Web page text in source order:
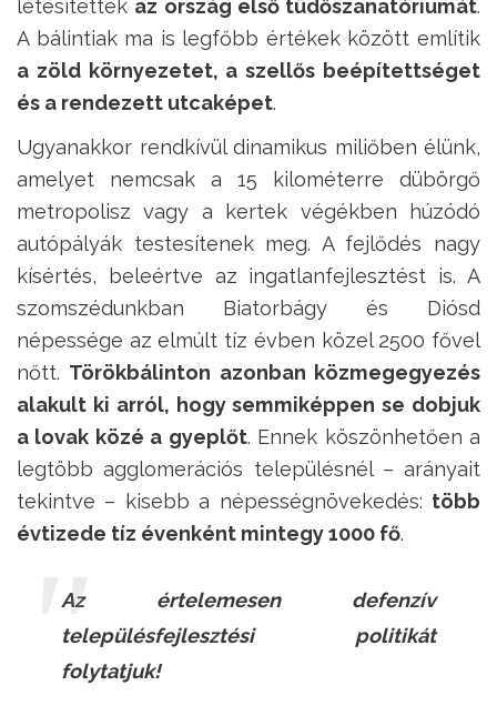
létesítették az ország első tüdőszanatóriumát.
A bálintiak ma is legfőbb értékek között említik
a zöld környezetet, a szellős beépítettséget
és a rendezett utcaképet.
Ugyanakkor rendkívül dinamikus miliőben élünk,
amelyet nemcsak a 15 kilométerre dübörgő
metropolisz vagy a kertek végékben húzódó
autópályák testesítenek meg. A fejlődés nagy
kísértés, beleértve az ingatlanfejlesztést is. A
szomszédunkban Biatorbágy és Diósd
népessége az elmúlt tíz évben közel 2500 fővel
nőtt. Törökbálinton azonban közmegegyezés
alakult ki arról, hogy semmiképpen se dobjuk
a lovak közé a gyeplőt. Ennek köszönhetően a
legtöbb agglomerációs településnél – arányait
tekintve – kisebb a népességnövekedés: több
évtizede tíz évenként mintegy 1000 fő.
Az értelemesen defenzív
településfejlesztési politikát
folytatjuk!